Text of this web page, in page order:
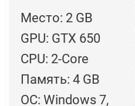
Место: 2 GB
GPU: GTX 650
CPU: 2-Core
Память: 4 GB
ОС: Windows 7,